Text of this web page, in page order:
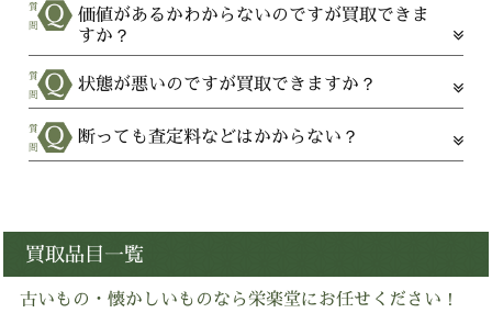
価値があるかわからないのですが買取できま
すか？
状態が悪いのですが買取できますか？
断っても査定料などはかからない？
買取品目一覧
古いもの・懐かしいものなら栄楽堂にお任せください！